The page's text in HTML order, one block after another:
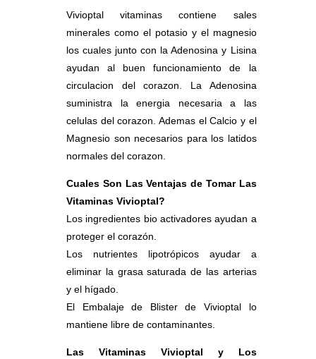
Vivioptal vitaminas contiene sales
minerales como el potasio y el magnesio
los cuales junto con la Adenosina y Lisina
ayudan al buen funcionamiento de la
circulacion del corazon. La Adenosina
suministra la energia necesaria a las
celulas del corazon. Ademas el Calcio y el
Magnesio son necesarios para los latidos
normales del corazon.
Cuales Son Las Ventajas de Tomar Las
Vitaminas Vivioptal?
Los ingredientes bio activadores ayudan a
proteger el corazón.
Los nutrientes lipotrópicos ayudar a
eliminar la grasa saturada de las arterias
y el hígado.
El Embalaje de Blister de Vivioptal lo
mantiene libre de contaminantes.
Las Vitaminas Vivioptal y Los